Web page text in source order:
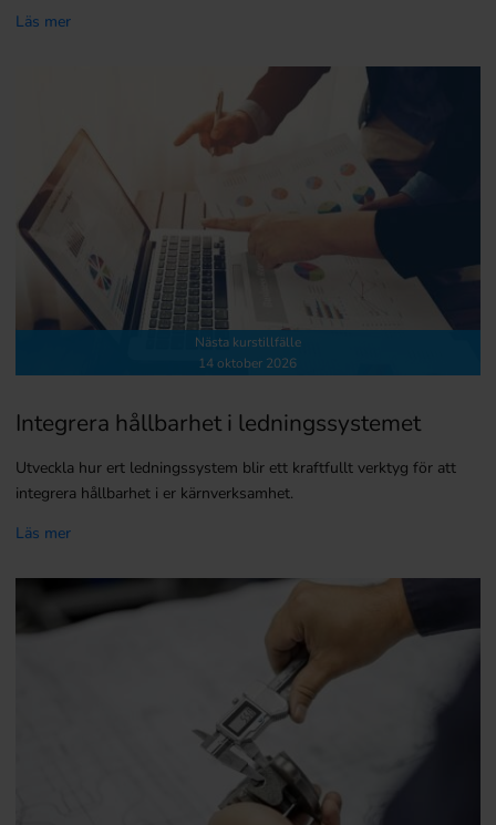
Läs mer
Nästa kurstillfälle
14 oktober 2026
Integrera hållbarhet i ledningssystemet
Utveckla hur ert ledningssystem blir ett kraftfullt verktyg för att
integrera hållbarhet i er kärnverksamhet.
Läs mer